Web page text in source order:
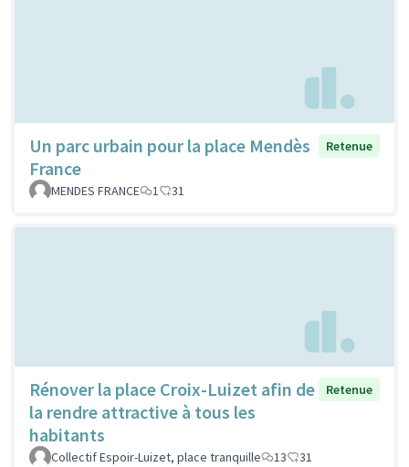
Un parc urbain pour la place Mendès
France
Retenue
MENDES FRANCE 1 31
Rénover la place Croix-Luizet afin de
la rendre attractive à tous les
habitants
Retenue
Collectif Espoir-Luizet, place tranquille 13 31